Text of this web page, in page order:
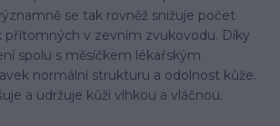
se tak rovněž snižuje počet
přítomných v zevním zvukovodu. Díky
spolu s měsíčkem lékařským
normální strukturu a odolnost kůže.
a udržuje kůži vlhkou a vláčnou.